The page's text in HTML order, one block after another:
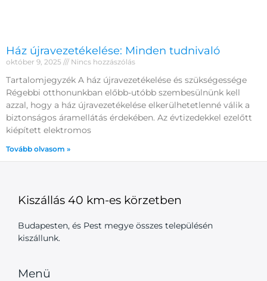
Ház újravezetékelése: Minden tudnivaló
október 9, 2025 Nincs hozzászólás
Tartalomjegyzék A ház újravezetékelése és szükségessége
Régebbi otthonunkban előbb-utóbb szembesülnünk kell
azzal, hogy a ház újravezetékelése elkerülhetetlenné válik a
biztonságos áramellátás érdekében. Az évtizedekkel ezelőtt
kiépített elektromos
Tovább olvasom »
Kiszállás 40 km-es körzetben
Budapesten, és Pest megye összes településén
kiszállunk.
Menü